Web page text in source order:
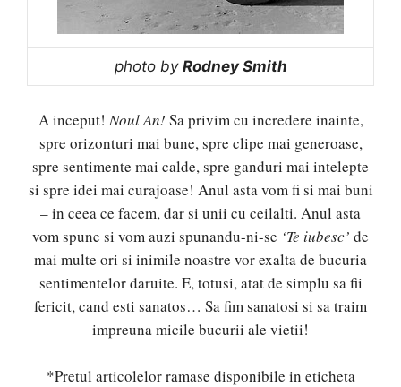
photo by Rodney Smith
A inceput! Noul An! Sa privim cu incredere inainte,
spre orizonturi mai bune, spre clipe mai generoase,
spre sentimente mai calde, spre ganduri mai intelepte
si spre idei mai curajoase! Anul asta vom fi si mai buni
– in ceea ce facem, dar si unii cu ceilalti. Anul asta
vom spune si vom auzi spunandu-ni-se ‘Te iubesc’ de
mai multe ori si inimile noastre vor exalta de bucuria
sentimentelor daruite. E, totusi, atat de simplu sa fii
fericit, cand esti sanatos… Sa fim sanatosi si sa traim
impreuna micile bucurii ale vietii!
*Pretul articolelor ramase disponibile in eticheta